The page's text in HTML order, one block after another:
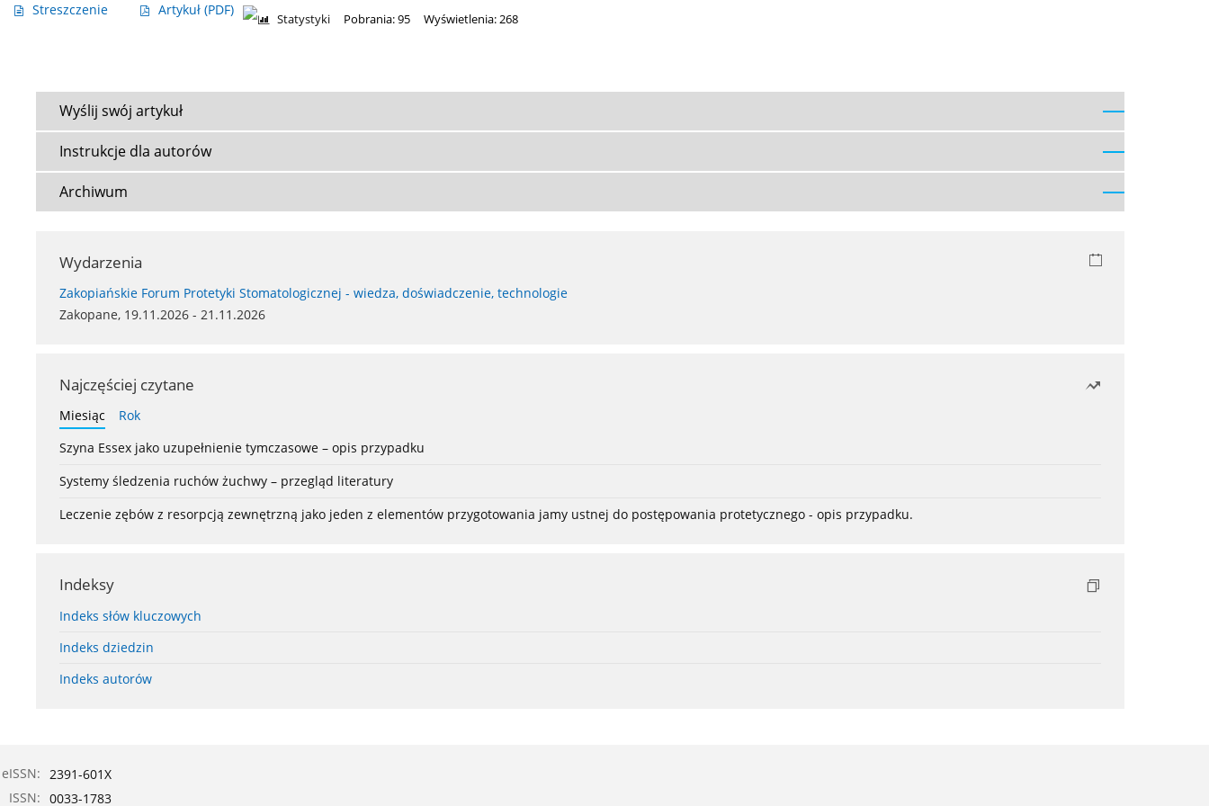
Streszczenie Artykuł (PDF)
Statystyki Pobrania: 95 Wyświetlenia: 268
Wyślij swój artykuł
Instrukcje dla autorów
Archiwum
Wydarzenia
Zakopiańskie Forum Protetyki Stomatologicznej - wiedza, doświadczenie, technologie
Zakopane, 19.11.2026 - 21.11.2026
Najczęściej czytane
Miesiąc
Rok
Szyna Essex jako uzupełnienie tymczasowe – opis przypadku
Systemy śledzenia ruchów żuchwy – przegląd literatury
Leczenie zębów z resorpcją zewnętrzną jako jeden z elementów przygotowania jamy ustnej do postępowania protetycznego - opis przypadku.
Indeksy
Indeks słów kluczowych
Indeks dziedzin
Indeks autorów
eISSN: 2391-601X
ISSN: 0033-1783